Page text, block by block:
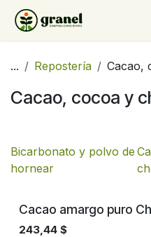
Ir al contenido
... Repostería Cacao,
Cacao, cocoa y
Bicarbonato y polvo de
hornear
¡Nuevo!
Cacao amargo puro
243,44 $